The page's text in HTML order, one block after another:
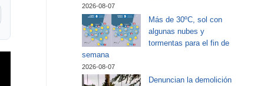
2026-08-07
Más de 30ºC, sol con
algunas nubes y
tormentas para el fin de
semana
2026-08-07
Denuncian la demolición